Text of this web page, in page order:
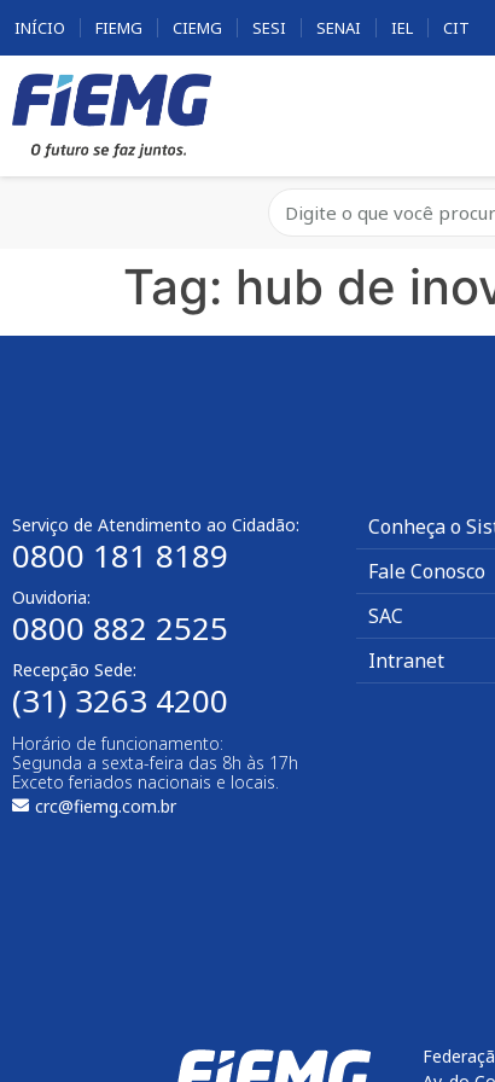
INÍCIO FIEMG CIEMG SESI SENAI IEL CIT
Tag: hub de
Serviço de Atendimento ao Cidadão:
0800 181 8189
Ouvidoria:
0800 882 2525
Recepção Sede:
(31) 3263 4200
Horário de funcionamento:
Segunda a sexta-feira das 8h às 17h
Exceto feriados nacionais e locais.
crc@fiemg.com.br
Conheça o
Fale Conosco
SAC
Intranet